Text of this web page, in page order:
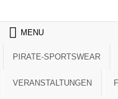
MENU
PIRATE-SPORTSWEAR
VERANSTALTUNGEN